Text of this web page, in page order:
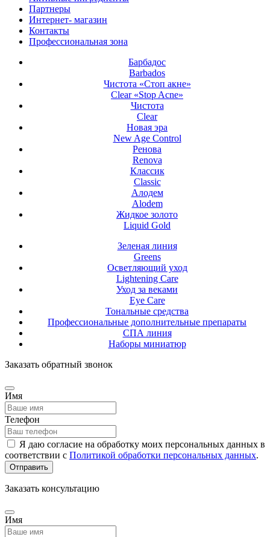
Партнеры
Интернет- магазин
Контакты
Профессиональная зона
Барбадос
Barbados
Чистота «Стоп акне»
Clear «Stop Acne»
Чистота
Clear
Новая эра
New Age Control
Ренова
Renova
Классик
Classic
Алодем
Alodem
Жидкое золото
Liquid Gold
Зеленая линия
Greens
Осветляющий уход
Lightening Care
Уход за веками
Eye Care
Тональные средства
Профессиональные дополнительные препараты
СПА линия
Наборы миниатюр
Заказать обратный звонок
Имя
Телефон
Я даю согласие на обработку моих персональных данных в
соответствии с Политикой обработки персональных данных.
Отправить
Заказать консультацию
Имя